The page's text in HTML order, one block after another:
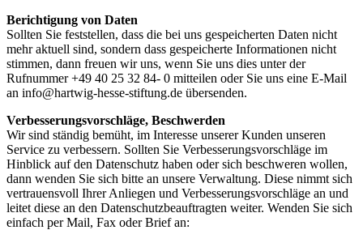
Berichtigung von Daten
Sollten Sie feststellen, dass die bei uns gespeicherten Daten nicht
mehr aktuell sind, sondern dass gespeicherte Informationen nicht
stimmen, dann freuen wir uns, wenn Sie uns dies unter der
Rufnummer +49 40 25 32 84- 0 mitteilen oder Sie uns eine E-Mail
an info@hartwig-hesse-stiftung.de übersenden.
Verbesserungsvorschläge, Beschwerden
Wir sind ständig bemüht, im Interesse unserer Kunden unseren
Service zu verbessern. Sollten Sie Verbesserungsvorschläge im
Hinblick auf den Datenschutz haben oder sich beschweren wollen,
dann wenden Sie sich bitte an unsere Verwaltung. Diese nimmt sich
vertrauensvoll Ihrer Anliegen und Verbesserungsvorschläge an und
leitet diese an den Datenschutzbeauftragten weiter. Wenden Sie sich
einfach per Mail, Fax oder Brief an: